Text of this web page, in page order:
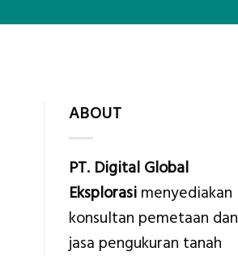
ABOUT
PT. Digital Global
Eksplorasimenyediakan
konsultan pemetaan dan
jasa pengukuran tanah